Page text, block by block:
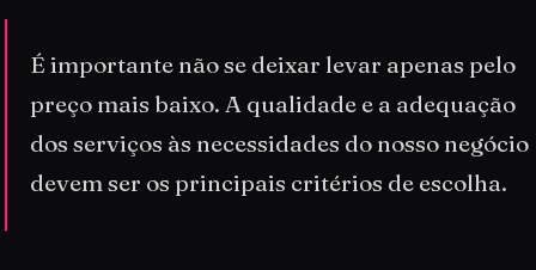
É importante não se deixar levar apenas pelo
preço mais baixo. A qualidade e a adequação
dos serviços às necessidades do nosso negócio
devem ser os principais critérios de escolha.